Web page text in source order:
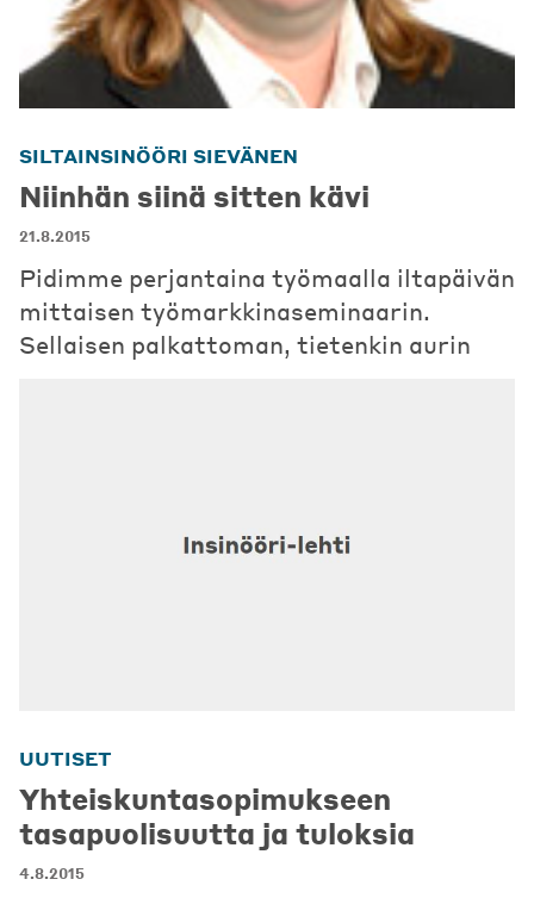
SILTAINSINÖÖRI SIEVÄNEN
Niinhän siinä sitten kävi
21.8.2015
Pidimme perjantaina työmaalla iltapäivän
mittaisen työmarkkinaseminaarin.
Sellaisen palkattoman, tietenkin aurin
UUTISET
Yhteiskuntasopimukseen
tasapuolisuutta ja tuloksia
4.8.2015